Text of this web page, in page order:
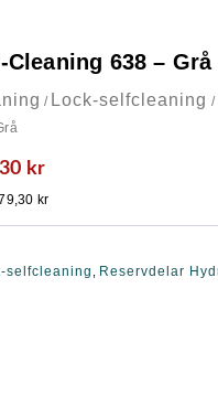
638 – Grå
/ Lock-selfcleaning /
krDet
nuvarande
5
kr
selfcleaning Reservdelar